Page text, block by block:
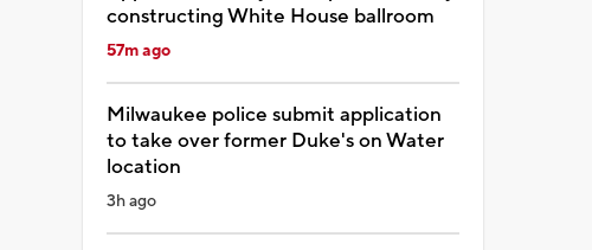
constructing White House ballroom
57m ago
Milwaukee police submit application
to take over former Duke's on Water
location
3h ago